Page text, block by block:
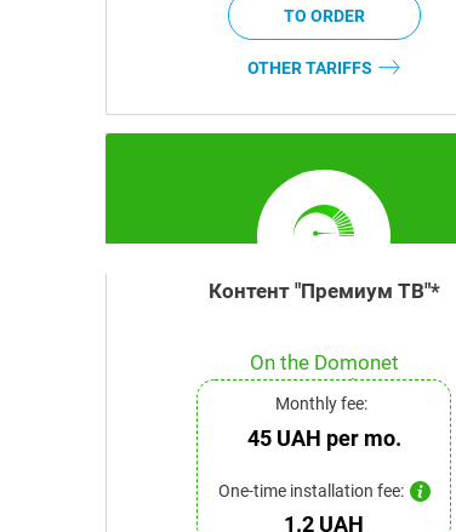
OTHER TARIFFS
Контент "Премиум ТВ"*
On the Domonet
network
Monthly fee:
45 UAH per mo.
One-time installation fee:
1.2 UAH